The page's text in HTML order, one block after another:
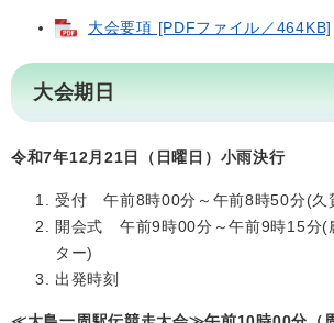
大会要項 [PDFファイル／464KB]
大会期日
令和7年12月21日（日曜日） 小雨決行
受付 午前8時00分～午前8時50分(久
開会式 午前9時00分～午前9時15分(
ター)
出発時刻